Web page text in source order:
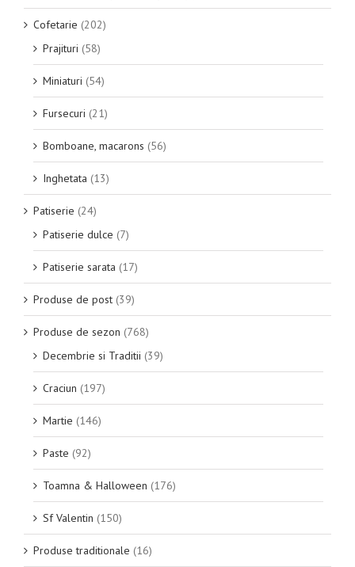
Cofetarie (202)
Prajituri (58)
Miniaturi (54)
Fursecuri (21)
Bomboane, macarons (56)
Inghetata (13)
Patiserie (24)
Patiserie dulce (7)
Patiserie sarata (17)
Produse de post (39)
Produse de sezon (768)
Decembrie si Traditii (39)
Craciun (197)
Martie (146)
Paste (92)
Toamna & Halloween (176)
Sf Valentin (150)
Produse traditionale (16)